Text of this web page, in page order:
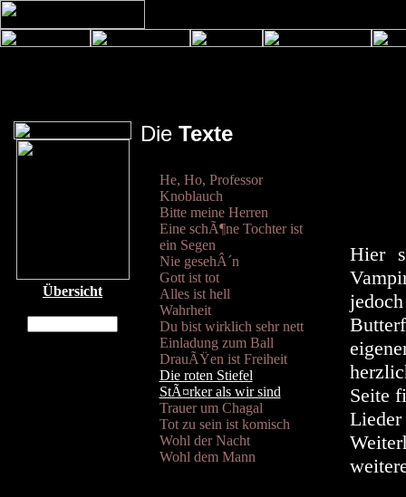
Übersicht
Die Texte
He, Ho, Professor
Knoblauch
Bitte meine Herren
Eine schÃ¶ne Tochter ist
ein Segen
Nie gesehÂ´n
Gott ist tot
Alles ist hell
Wahrheit
Du bist wirklich sehr nett
Einladung zum Ball
DrauÃŸen ist Freiheit
Die roten Stiefel
StÃ¤rker als wir sind
Trauer um Chagal
Tot zu sein ist komisch
Wohl der Nacht
Wohl dem Mann
Hier
Seite